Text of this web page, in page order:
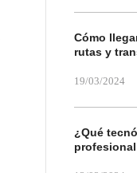
Cómo
rutas y
19/03/2024
¿Qué